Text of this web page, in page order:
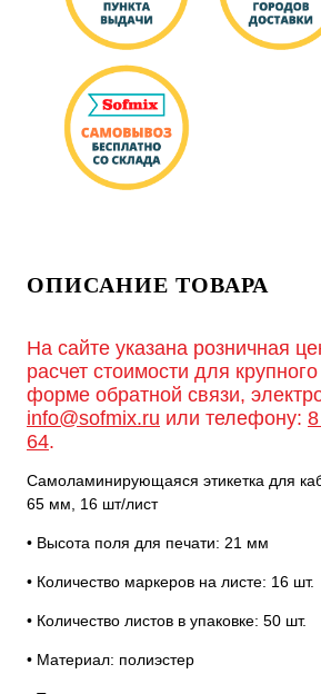
ОПИСАНИЕ ТОВАРА
На сайте указана розничная
расчет стоимости для
форме обратной связи,
info@sofmix.ru или телефону:
64.
Самоламинирующаяся этикетка для
65 мм, 16 шт/лист
• Высота поля для печати: 21 мм
• Количество маркеров на листе: 16 шт.
• Количество листов в упаковке: 50 шт.
• Материал: полиэстер